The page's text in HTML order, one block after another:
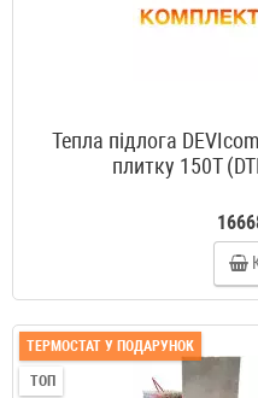
Тепла підлога
плитку 150T
ТЕРМОСТАТ У ПОДАРУНОК
ТОП